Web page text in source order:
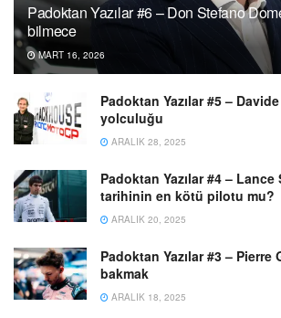
Padoktan Yazılar #6 – Don Stefano
bilmece
MART 16, 2026
Padoktan Yazılar #5 –
yolculuğu
ARALIK 28, 2025
Padoktan Yazılar #4 –
tarihinin en kötü pilotu mu?
ARALIK 20, 2025
Padoktan Yazılar #3 – Pierre
bakmak
ARALIK 18, 2025